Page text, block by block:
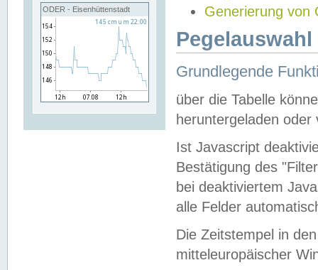
ODER - Eisenhüttenstadt
Generierung von
Grundlegende
über die Tabelle
heruntergeladen oder
Ist Javascript
Bestätigung des
bei deaktiviertem
alle Felder
Die Zeitstempel in
mitteleuropäischer